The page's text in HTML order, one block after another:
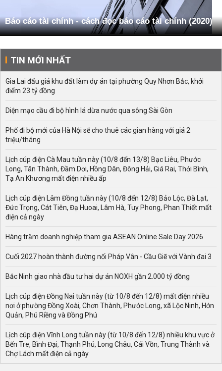
Báo cáo tài chính - cách đọc báo cáo tài chính (2020)
TIN MỚI NHẤT
Gia Lai đấu giá khu đất làm dự án tại phường Quy Nhơn Bắc, khởi
điểm 23 tỷ đồng
Diện mạo cầu đi bộ hình lá dừa nước qua sông Sài Gòn
Phố đi bộ mới của Hà Nội sẽ cho thuê các gian hàng với giá 2
triệu/tháng
Lịch cúp điện Cà Mau tuần này (10/8 đến 13/8) Bạc Liêu, Phước
Long, Tân Thành, Đầm Dơi, Hồng Dân, Đông Hải, Giá Rai, Thới Bình,
Tạ An Khương mất điện nhiều ấp
Lịch cúp điện Lâm Đồng tuần này (10/8 đến 12/8) Bảo Lộc, Đà Lạt,
Đức Trọng, Cát Tiên, Đạ Huoai, Lâm Hà, Tuy Phong, Phan Thiết mất
điện cả ngày
Hàng trăm doanh nghiệp tham gia ASEAN Online Sale Day 2026
Cuối 2027 hoàn thành đường nối Pháp Vân - Cầu Giẽ với Vành đai 3
Bắc Ninh giao nhà đầu tư hai dự án NOXH gần 2.000 tỷ đồng
Lịch cúp điện Đồng Nai tuần này (từ 10/8 đến 12/8) mất điện nhiều
nơi ở phường Đồng Xoài, Chơn Thành, Phước Long, xã Lộc Ninh, Hớn
Quản, Phú Riềng và Đồng Phú
Lịch cúp điện Vĩnh Long tuần này (từ 10/8 đến 12/8) nhiều khu vực ở
Bến Tre, Bình Đại, Thạnh Phú, Long Châu, Cái Vồn, Trung Thành và
Chợ Lách mất điện cả ngày